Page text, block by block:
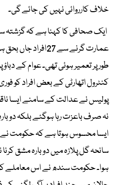
خلاف کارروائی نہیں کی جائے گی۔
عمارت گرنے سے
طور پر تعمیر ہوئی تھی۔ عوام کے
کنٹرول اتھارٹی کے بعض افراد کو فوری
پولیس نے عدالت کے سامنے ایسا
نہ صرف باعزت رہا ہوگئے بلکہ
ایسا محسوس ہوتا ہے کہ حکومت
سانحہ گل پلازہ میں دوبارہ مشق
ہوا۔ حکومت سندھ نے اس معاملے کو